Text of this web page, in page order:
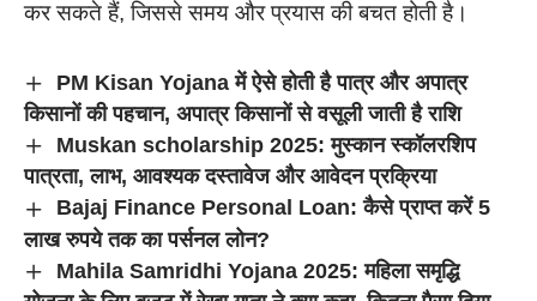
कर सकते हैं, जिससे समय और प्रयास की बचत होती है।
PM Kisan Yojana में ऐसे होती है पात्र और अपात्र
किसानों की पहचान, अपात्र किसानों से वसूली जाती है राशि
Muskan scholarship 2025: मुस्कान स्कॉलरशिप
पात्रता, लाभ, आवश्यक दस्तावेज और आवेदन प्रक्रिया
Bajaj Finance Personal Loan: कैसे प्राप्त करें 5
लाख रुपये तक का पर्सनल लोन?
Mahila Samridhi Yojana 2025: महिला समृद्धि